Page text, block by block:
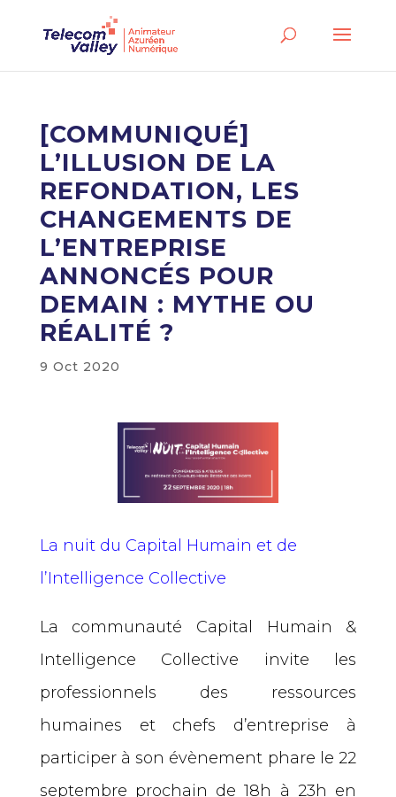
[COMMUNIQUÉ]
L’ILLUSION DE LA
REFONDATION, LES
CHANGEMENTS DE
L’ENTREPRISE
ANNONCÉS POUR
DEMAIN : MYTHE OU
RÉALITÉ ?
9 Oct 2020
La nuit du Capital Humain et de
l’Intelligence Collective
La communauté Capital Humain &
Intelligence Collective invite les
professionnels des ressources
humaines et chefs d’entreprise à
participer à son évènement phare le 22
septembre prochain de 18h à 23h en